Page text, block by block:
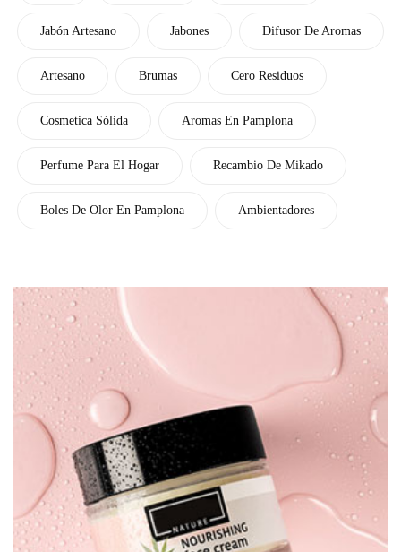
Jabón Artesano Jabones Difusor De Aromas
Artesano Brumas Cero Residuos
Cosmetica Sólida Aromas En Pamplona
Perfume Para El Hogar Recambio De Mikado
Boles De Olor En Pamplona Ambientadores